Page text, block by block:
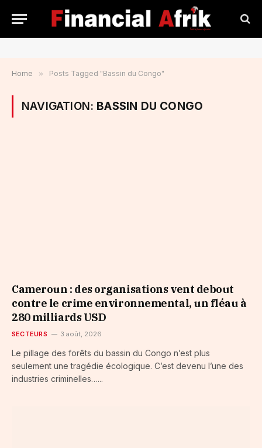
Home » Posts Tagged "Bassin du Congo"
NAVIGATION: BASSIN DU CONGO
Cameroun : des organisations vent debout
contre le crime environnemental, un fléau à
280 milliards USD
SECTEURS 3 août, 2026
Le pillage des forêts du bassin du Congo n’est plus
seulement une tragédie écologique. C’est devenu l’une des
industries criminelles…...